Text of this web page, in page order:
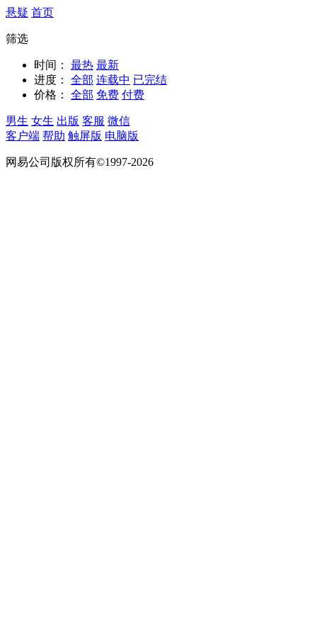
悬疑 首页
筛选
时间： 最热 最新
进度：
全部 连载中 已完结
价格：
全部 免费 付费
男生 女生 出版 客服 微信
客户端 帮助 触屏版 电脑版
网易公司版权所有©1997-2026